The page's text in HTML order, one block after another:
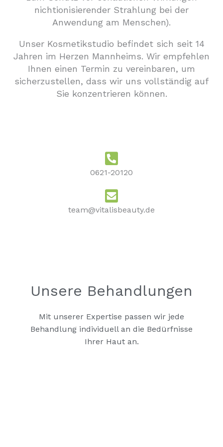
nichtionisierender Strahlung bei der
Anwendung am Menschen).
Unser Kosmetikstudio befindet sich seit 14
Jahren im Herzen Mannheims. Wir empfehlen
Ihnen einen Termin zu vereinbaren, um
sicherzustellen, dass wir uns vollständig auf
Sie konzentrieren können.
0621-20120
team@vitalisbeauty.de
Unsere Behandlungen
Mit unserer Expertise passen wir jede
Behandlung individuell an die Bedürfnisse
Ihrer Haut an.